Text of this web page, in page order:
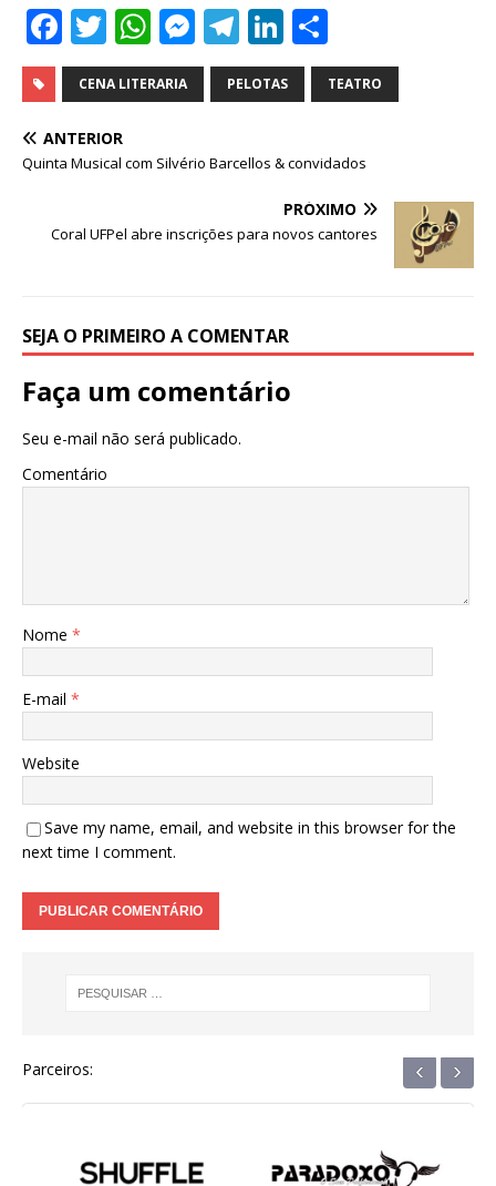
F
a
c
e
b
o
T
w
it
te
r
W
h
at
A
p
M
e
ss
n
e
T
el
e
ra
Li
n
k
dI
n
h
ar
CENA LITERARIA PELOTAS TEATRO
ANTERIOR
Quinta Musical com Silvério Barcellos & convidados
PRÓXIMO
Coral UFPel abre inscrições para novos cantores
SEJA O PRIMEIRO A COMENTAR
Faça um comentário
Seu e-mail não será publicado.
Comentário
Nome *
E-mail *
Website
Save my name, email, and website in this browser for the
next time I comment.
Parceiros: ‹ ›